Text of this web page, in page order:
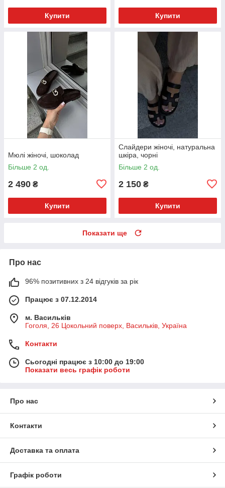
Купити Купити
Мюлі жіночі, шоколад
Більше 2 од.
2 490 ₴
Купити
Слайдери жіночі, натуральна
шкіра, чорні
Більше 2 од.
2 150 ₴
Купити
Показати ще
Про нас
96% позитивних з 24 відгуків за рік
Працює з 07.12.2014
м. Васильків
Гоголя, 26 Цокольний поверх, Васильків, Україна
Контакти
Сьогодні працює з 10:00 до 19:00
Показати весь графік роботи
Про нас
Контакти
Доставка та оплата
Графік роботи